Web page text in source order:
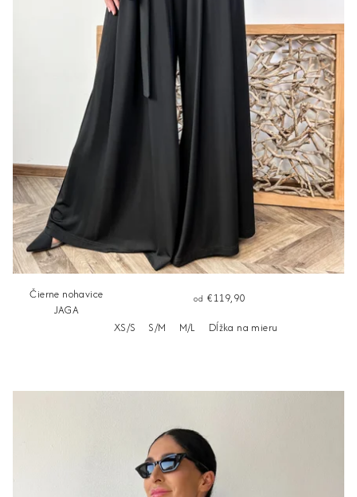
Čierne nohavice
JAGA
od €119,90
XS/S
S/M M/L Dĺžka na mieru